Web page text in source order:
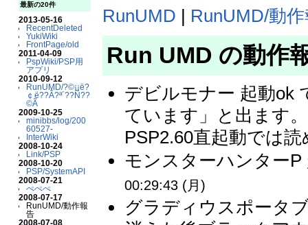
最新の20件
2013-05-16
RecentDeleted
YukiWiki
FrontPage/old
2011-04-09
PspWiki/PSP用
アプリ
2010-09-12
RunUMD/?©¡¡ë?
￠ë??Â?ª´??Ñ??
©Ã
2009-10-25
minibbs/log/200
60527-
InterWiki
2008-10-24
Link/PSP
2008-10-20
PSP/SystemAPI
2008-07-21
ぺぺぺ
2008-07-17
RunUMD/動作報
告
2008-07-08
RunUMD | RunUMD/動
Run UMD の動作
デビルモナー 起動ok
ています」と出ます
PSP2.60直起動では
モンスターハンター
00:29:43 (月)
グラディウスポータ